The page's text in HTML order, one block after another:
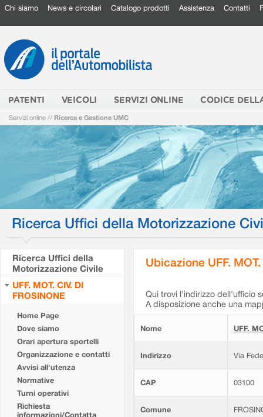
Chi siamo News e circolari Catalogo prodotti Assistenza Contatti
PATENTI VEICOLI SERVIZI ONLINE CODICE
Servizi online // Ricerca e Gestione UMC
Ricerca Uffici della Motorizzazione
Ricerca Uffici della
Motorizzazione Civile
UFF. MOT. CIV. DI
FROSINONE
Home Page
Dove siamo
Orari apertura sportelli
Organizzazione e contatti
Avvisi all'utenza
Normative
Turni operativi
Richiesta
informazioni/Contatta
Ubicazione UFF.
Qui trovi l'indirizzo dell'ufficio
A disposizione anche una
Nome UFF.
Indirizzo Via
CAP 03100
Comune